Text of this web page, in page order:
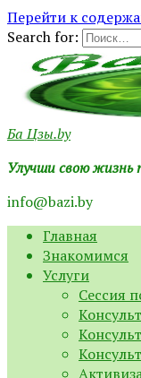
Перейти к
Search for:
Ба Цзы.by
Улучши свою
info@bazi.by
Главная
Знакомимся
Услуги
Сессия